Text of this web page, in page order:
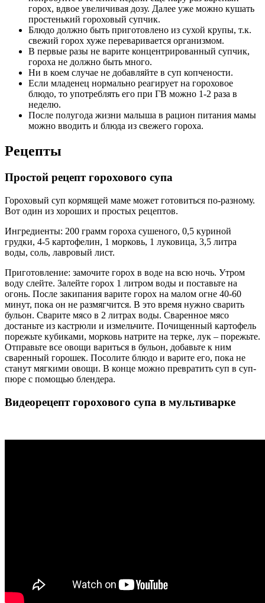
горох, вдвое увеличивая дозу. Далее уже можно кушать
простенький гороховый супчик.
Блюдо должно быть приготовлено из сухой крупы, т.к.
свежий горох хуже переваривается организмом.
В первые разы не варите концентрированный супчик,
гороха не должно быть много.
Ни в коем случае не добавляйте в суп копчености.
Если младенец нормально реагирует на гороховое
блюдо, то употреблять его при ГВ можно 1-2 раза в
неделю.
После полугода жизни малыша в рацион питания мамы
можно вводить и блюда из свежего гороха.
Рецепты
Простой рецепт горохового супа
Гороховый суп кормящей маме может готовиться по-разному.
Вот один из хороших и простых рецептов.
Ингредиенты: 200 грамм гороха сушеного, 0,5 куриной
грудки, 4-5 картофелин, 1 морковь, 1 луковица, 3,5 литра
воды, соль, лавровый лист.
Приготовление: замочите горох в воде на всю ночь. Утром
воду слейте. Залейте горох 1 литром воды и поставьте на
огонь. После закипания варите горох на малом огне 40-60
минут, пока он не размягчится. В это время нужно сварить
бульон. Сварите мясо в 2 литрах воды. Сваренное мясо
достаньте из кастрюли и измельчите. Почищенный картофель
порежьте кубиками, морковь натрите на терке, лук – порежьте.
Отправьте все овощи вариться в бульон, добавьте к ним
сваренный горошек. Посолите блюдо и варите его, пока не
станут мягкими овощи. В конце можно превратить суп в суп-
пюре с помощью блендера.
Видеорецепт горохового супа в мультиварке